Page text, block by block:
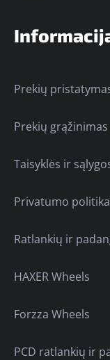
Prekių
Prekių grąžinimas
Taisyklės ir
Privatumo politika
Ratlankių ir
HAXER Wheels
Forzza Wheels
PCD ratlankių ir